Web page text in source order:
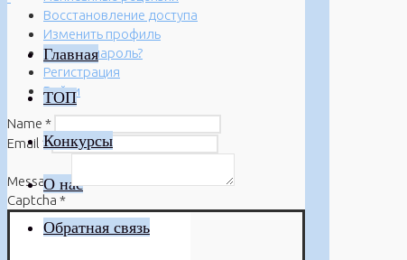
Главная
ТОП
Конкурсы
О нас
Обратная связь
Восстановление доступа
Изменить профиль
Забыли пароль?
Регистрация
Войти
Name *
Email *
Message*
Captcha *